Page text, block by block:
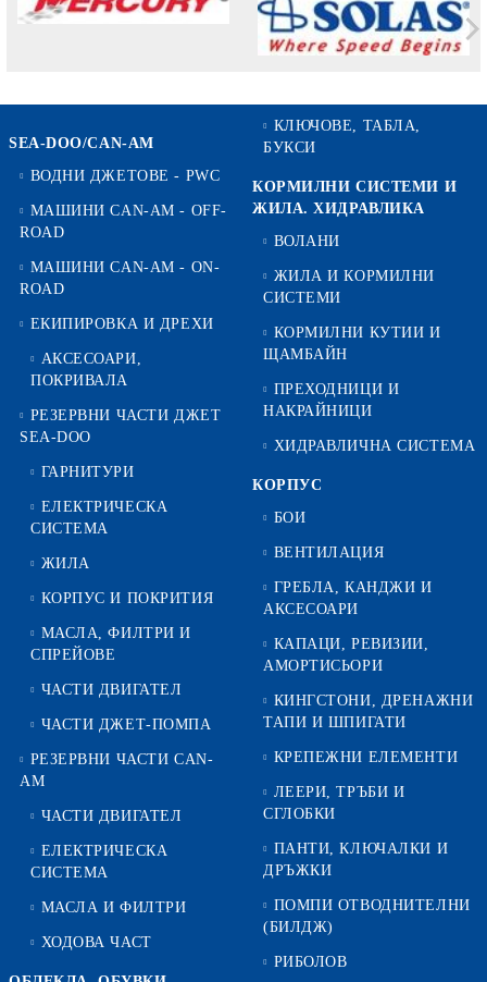
SEA-DOO/CAN-AM
ВОДНИ ДЖЕТОВЕ - PWC
МАШИНИ CAN-AM - OFF-
ROAD
МАШИНИ CAN-AM - ON-
ROAD
ЕКИПИРОВКА И ДРЕХИ
АКСЕСОАРИ,
ПОКРИВАЛА
РЕЗЕРВНИ ЧАСТИ ДЖЕТ
SEA-DOO
ГАРНИТУРИ
ЕЛЕКТРИЧЕСКА
СИСТЕМА
ЖИЛА
КОРПУС И ПОКРИТИЯ
МАСЛА, ФИЛТРИ И
СПРЕЙОВЕ
ЧАСТИ ДВИГАТЕЛ
ЧАСТИ ДЖЕТ-ПОМПА
РЕЗЕРВНИ ЧАСТИ CAN-
AM
ЧАСТИ ДВИГАТЕЛ
ЕЛЕКТРИЧЕСКА
СИСТЕМА
МАСЛА И ФИЛТРИ
ХОДОВА ЧАСТ
КЛЮЧОВЕ, ТАБЛА,
БУКСИ
КОРМИЛНИ СИСТЕМИ И
ЖИЛА. ХИДРАВЛИКА
ВОЛАНИ
ЖИЛА И КОРМИЛНИ
СИСТЕМИ
КОРМИЛНИ КУТИИ И
ЩАМБАЙН
ПРЕХОДНИЦИ И
НАКРАЙНИЦИ
ХИДРАВЛИЧНА СИСТЕМА
КОРПУС
БОИ
ВЕНТИЛАЦИЯ
ГРЕБЛА, КАНДЖИ И
АКСЕСОАРИ
КАПАЦИ, РЕВИЗИИ,
АМОРТИСЬОРИ
КИНГСТОНИ, ДРЕНАЖНИ
ТАПИ И ШПИГАТИ
КРЕПЕЖНИ ЕЛЕМЕНТИ
ЛЕЕРИ, ТРЪБИ И
СГЛОБКИ
ПАНТИ, КЛЮЧАЛКИ И
ДРЪЖКИ
ПОМПИ ОТВОДНИТЕЛНИ
(БИЛДЖ)
РИБОЛОВ